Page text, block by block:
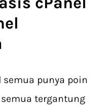
semua punya poin
tergantung